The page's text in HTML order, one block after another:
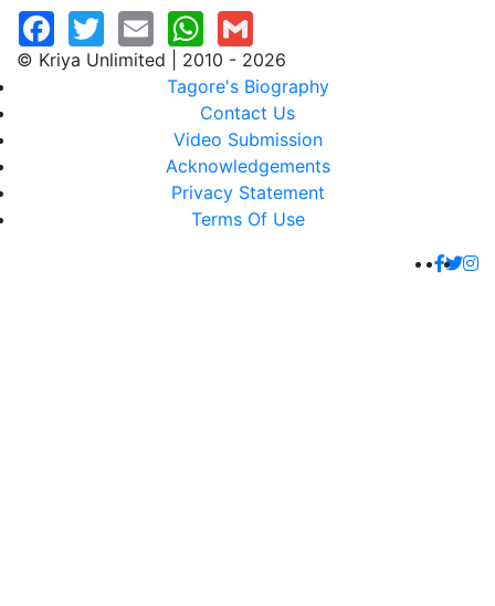
© Kriya Unlimited | 2010 - 2026
Tagore's Biography
Contact Us
Video Submission
Acknowledgements
Privacy Statement
Terms Of Use